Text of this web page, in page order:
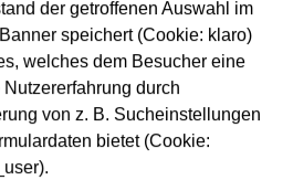
kurzfristiger Änderungen im
Bauablauf.
Projekt, Anliegen und
der getroffenen Auswahl im
speichert (Cookie: klaro)
welches dem Besucher eine
Nutzererfahrung durch
von z. B. Sucheinstellungen
bietet (Cookie: